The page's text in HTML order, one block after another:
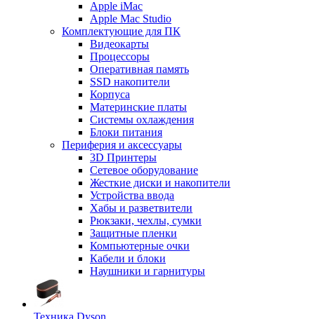
Apple iMac
Apple Mac Studio
Комплектующие для ПК
Видеокарты
Процессоры
Оперативная память
SSD накопители
Корпуса
Материнские платы
Системы охлаждения
Блоки питания
Периферия и аксессуары
3D Принтеры
Сетевое оборудование
Жесткие диски и накопители
Устройства ввода
Хабы и разветвители
Рюкзаки, чехлы, сумки
Защитные пленки
Компьютерные очки
Кабели и блоки
Наушники и гарнитуры
Техника Dyson